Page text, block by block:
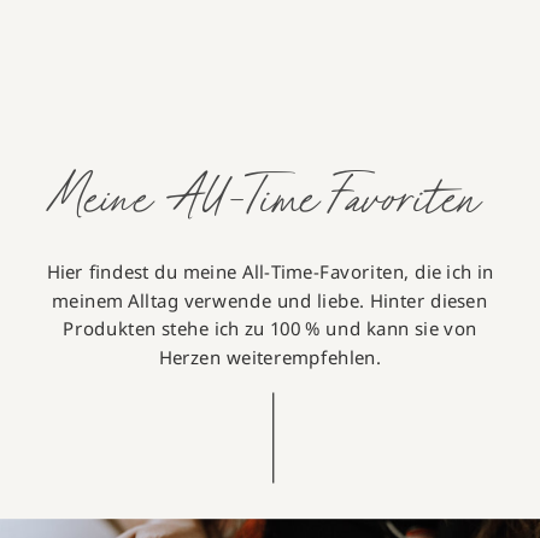
Meine All-Time Favoriten
Hier findest du meine All-Time-Favoriten, die ich in
meinem Alltag verwende und liebe. Hinter diesen
Produkten stehe ich zu 100 % und kann sie von
Herzen weiterempfehlen.